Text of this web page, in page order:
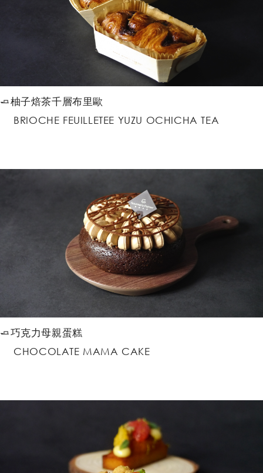
🧈柚子焙茶千層布里歐
BRIOCHE FEUILLETEE YUZU OCHICHA TEA
🧈巧克力母親蛋糕
CHOCOLATE MAMA CAKE